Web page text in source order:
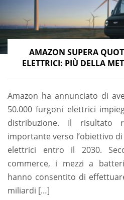
AMAZON SUPERA
ELETTRICI: PIÙ DELLA
Amazon ha annunciato di
50.000 furgoni elettrici
distribuzione. Il risultato
importante verso l’obiettivo
elettrici entro il 2030.
commerce, i mezzi a
hanno consentito di
miliardi […]